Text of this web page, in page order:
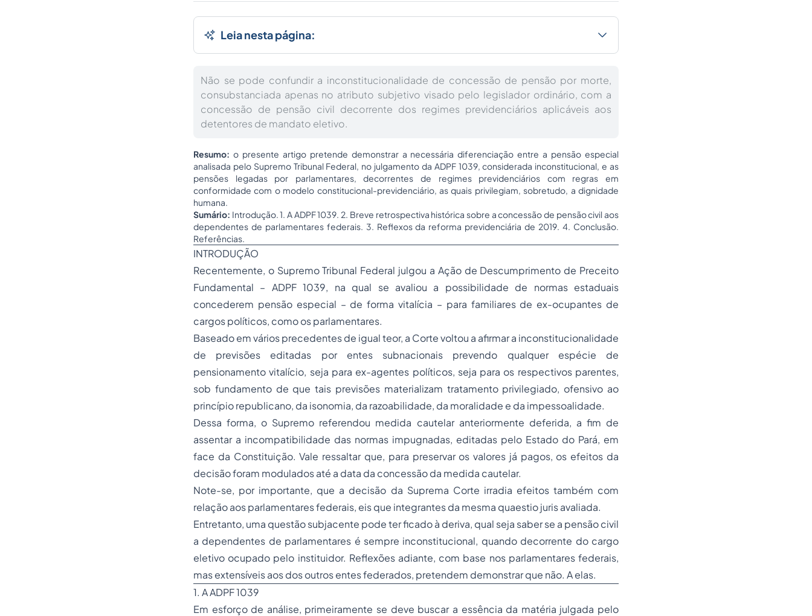
Leia nesta página:
Não se pode confundir a inconstitucionalidade de concessão de pensão por morte,
consubstanciada apenas no atributo subjetivo visado pelo legislador ordinário, com a
concessão de pensão civil decorrente dos regimes previdenciários aplicáveis aos
detentores de mandato eletivo.
Resumo: o presente artigo pretende demonstrar a necessária diferenciação entre a pensão especial
analisada pelo Supremo Tribunal Federal, no julgamento da ADPF 1039, considerada inconstitucional, e as
pensões legadas por parlamentares, decorrentes de regimes previdenciários com regras em
conformidade com o modelo constitucional-previdenciário, as quais privilegiam, sobretudo, a dignidade
humana.
Sumário: Introdução. 1. A ADPF 1039. 2. Breve retrospectiva histórica sobre a concessão de pensão civil aos
dependentes de parlamentares federais. 3. Reflexos da reforma previdenciária de 2019. 4. Conclusão.
Referências.
INTRODUÇÃO
Recentemente, o Supremo Tribunal Federal julgou a Ação de Descumprimento de Preceito
Fundamental – ADPF 1039, na qual se avaliou a possibilidade de normas estaduais
concederem pensão especial – de forma vitalícia – para familiares de ex-ocupantes de
cargos políticos, como os parlamentares.
Baseado em vários precedentes de igual teor, a Corte voltou a afirmar a inconstitucionalidade
de previsões editadas por entes subnacionais prevendo qualquer espécie de
pensionamento vitalício, seja para ex-agentes políticos, seja para os respectivos parentes,
sob fundamento de que tais previsões materializam tratamento privilegiado, ofensivo ao
princípio republicano, da isonomia, da razoabilidade, da moralidade e da impessoalidade.
Dessa forma, o Supremo referendou medida cautelar anteriormente deferida, a fim de
assentar a incompatibilidade das normas impugnadas, editadas pelo Estado do Pará, em
face da Constituição. Vale ressaltar que, para preservar os valores já pagos, os efeitos da
decisão foram modulados até a data da concessão da medida cautelar.
Note-se, por importante, que a decisão da Suprema Corte irradia efeitos também com
relação aos parlamentares federais, eis que integrantes da mesma quaestio jurisavaliada.
Entretanto, uma questão subjacente pode ter ficado à deriva, qual seja saber se a pensão civil
a dependentes de parlamentares é sempre inconstitucional, quando decorrente do cargo
eletivo ocupado pelo instituidor. Reflexões adiante, com base nos parlamentares federais,
mas extensíveis aos dos outros entes federados, pretendem demonstrar que não. A elas.
1. A ADPF 1039
Em esforço de análise, primeiramente se deve buscar a essência da matéria julgada pelo